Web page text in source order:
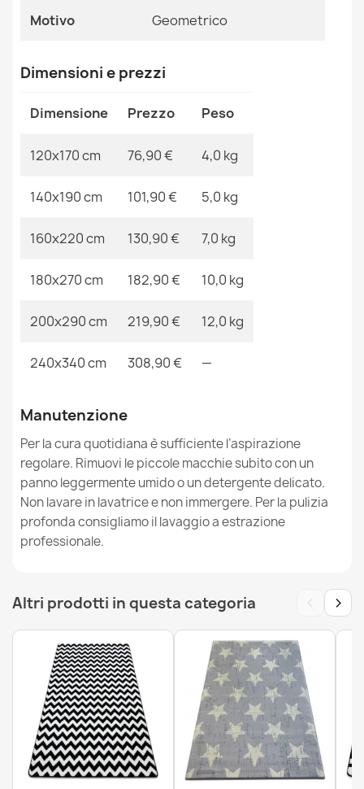
Tappeto DE LUXE moderno 619 Telaio - Structural grigio
/ verde
Tappeto DE LUXE moderno 621 rete da pesca -
76,90 €
crema / oro
Tappeto DE LUXE moderno 624 Telaio - Structural grigio
Tappeto DE LUXE moderno 626 geometrico, quadri -
Structural grigio / verde
76,90 €
Riferimenti Specifici
Motivo Geometrico
Dimensioni e prezzi
Dimensione Prezzo Peso
120x170 cm 76,90 € 4,0 kg
140x190 cm 101,90 € 5,0 kg
160x220 cm 130,90 € 7,0 kg
180x270 cm 182,90 € 10,0 kg
200x290 cm 219,90 € 12,0 kg
240x340 cm 308,90 € —
Manutenzione
Per la cura quotidiana è sufficiente l’aspirazione
regolare. Rimuovi le piccole macchie subito con un
panno leggermente umido o un detergente delicato.
Non lavare in lavatrice e non immergere. Per la pulizia
profonda consigliamo il lavaggio a estrazione
professionale.
Altri prodotti in questa categoria ‹ ›